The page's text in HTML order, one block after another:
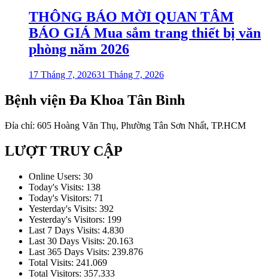
THÔNG BÁO MỜI QUAN TÂM
BÁO GIÁ Mua sắm trang thiết bị văn
phòng năm 2026
17 Tháng 7, 202631 Tháng 7, 2026
Bệnh viện Đa Khoa Tân Bình
Đỉa chỉ: 605 Hoàng Văn Thụ, Phường Tân Sơn Nhất, TP.HCM
LƯỢT TRUY CẬP
Online Users: 30
Today's Visits: 138
Today's Visitors: 71
Yesterday's Visits: 392
Yesterday's Visitors: 199
Last 7 Days Visits: 4.830
Last 30 Days Visits: 20.163
Last 365 Days Visits: 239.876
Total Visits: 241.069
Total Visitors: 357.333